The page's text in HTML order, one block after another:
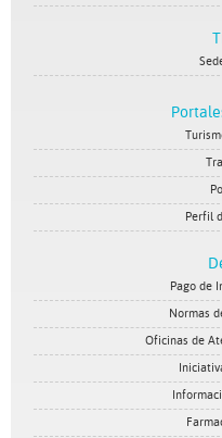
Perfil
Pago de
Normas
Oficinas de